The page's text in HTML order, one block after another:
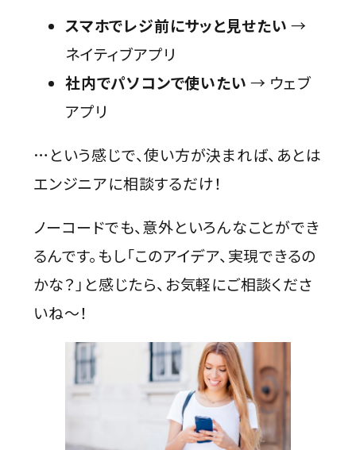
スマホでレジ前にサッと見せたい →
ネイティブアプリ
社内でパソコンで使いたい → ウェブ
アプリ
…という感じで、使い方が決まれば、あとは
エンジニアに相談するだけ！
ノーコードでも、意外といろんなことができ
るんです。もし「このアイデア、実現できるの
かな？」と感じたら、お気軽にご相談くださ
いね〜！